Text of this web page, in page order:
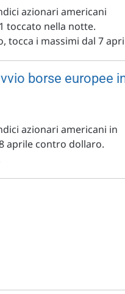
azionari americani
toccato nella notte.
tocca i massimi dal 7
borse europee
azionari americani in
aprile contro dollaro.